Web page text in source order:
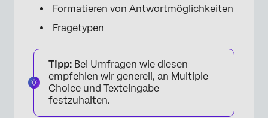
Formatieren von Antwortmöglichkeiten
Fragetypen
Tipp: Bei Umfragen wie diesen
empfehlen wir generell, an Multiple
Choice und Texteingabe
festzuhalten.